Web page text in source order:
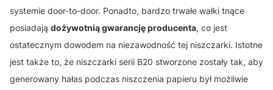
systemie door-to-door. Ponadto, bardzo trwałe wałki tnące
posiadają dożywotnią gwarancję producenta, co jest
ostatecznym dowodem na niezawodność tej niszczarki. Istotne
jest także to, że niszczarki serii B20 stworzone zostały tak, aby
generowany hałas podczas niszczenia papieru był możliwie